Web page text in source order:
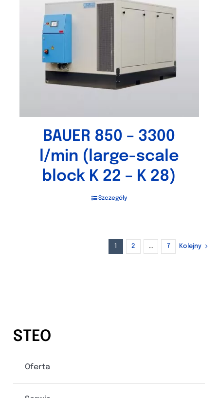
BAUER 850 – 3300
l/min (large-scale
block K 22 – K 28)
Szczegóły
1 2 … 7 Kolejny
STEO
Oferta